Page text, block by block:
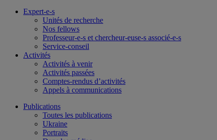
Expert-e-s
Unités de recherche
Nos fellows
Professeur-e-s et chercheur-euse-s associé-e-s
Service-conseil
Activités
Activités à venir
Activités passées
Comptes-rendus d’activités
Appels à communications
Publications
Toutes les publications
Ukraine
Portraits